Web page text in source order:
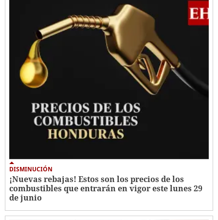
DISMINUCIÓN
¡Nuevas rebajas! Estos son los precios de los
combustibles que entrarán en vigor este lunes 29
de junio